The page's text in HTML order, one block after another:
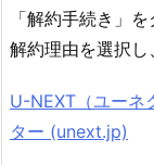
「解約手続き」
解約理由を選択し
U-NEXT（ユーネ
ター (unext.jp)